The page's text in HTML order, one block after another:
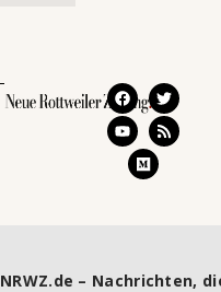
NRWZ.de – Nachrichten,